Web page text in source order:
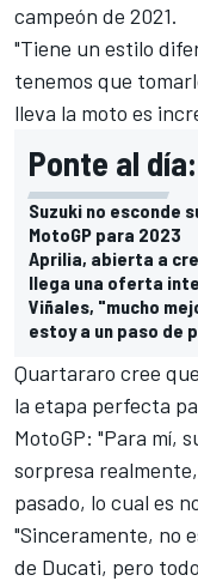
campeón de 2021.
"Tiene un estilo
tenemos que
lleva la moto es
Ponte al día:
Suzuki no esconde
MotoGP para 2023
Aprilia, abierta a
llega una oferta
Viñales, "mucho
estoy a un paso de
Quartararo cree que
la etapa perfecta
MotoGP: "Para mí,
sorpresa
pasado, lo cual es
"Sinceramente, no
de Ducati, pero